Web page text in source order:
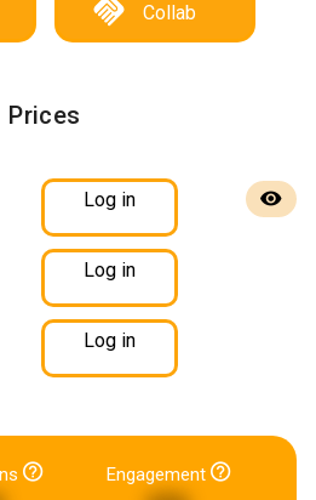
Collab
Prices
Log in
Log in
Log in
Engagement